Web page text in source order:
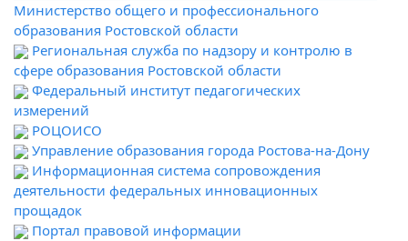
Министерство общего и профессионального
образования Ростовской области
Региональная служба по надзору и контролю в
сфере образования Ростовской области
Федеральный институт педагогических
измерений
РОЦОИСО
Управление образования города Ростова-на-Дону
Информационная система сопровождения
деятельности федеральных инновационных
прощадок
Портал правовой информации